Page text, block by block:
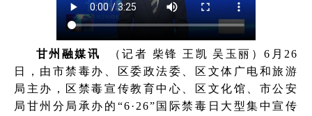
甘州融媒讯
（记者 柴锋 王凯 吴玉丽）6月26
日，由市禁毒办、区委政法委、区文体广电和旅游
局主办，区禁毒宣传教育中心、区文化馆、市公安
局甘州分局承办的“6·26”国际禁毒日大型集中宣传